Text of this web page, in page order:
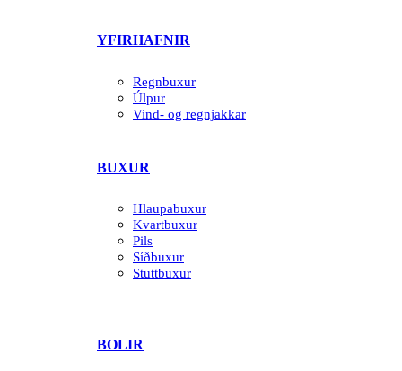
YFIRHAFNIR
Regnbuxur
Úlpur
Vind- og regnjakkar
BUXUR
Hlaupabuxur
Kvartbuxur
Pils
Síðbuxur
Stuttbuxur
BOLIR